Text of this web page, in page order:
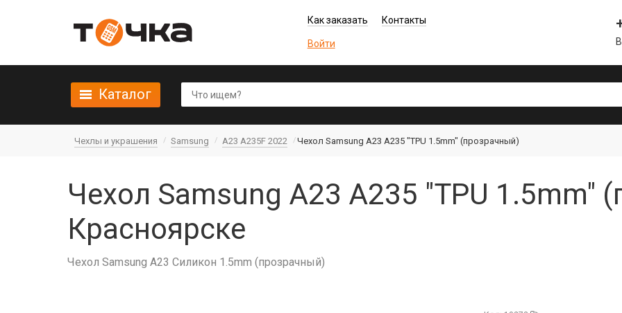
Как заказать Контакты
Войти
Каталог
Чехлы и украшения Samsung A23 A235F 2022 Чехол Samsung A23 A235 "TPU 1.5mm" (прозрачный)
Чехол Samsung A23 A235 "TPU 1.5mm"
Красноярске
Чехол Samsung A23 Силикон 1.5mm (прозрачный)